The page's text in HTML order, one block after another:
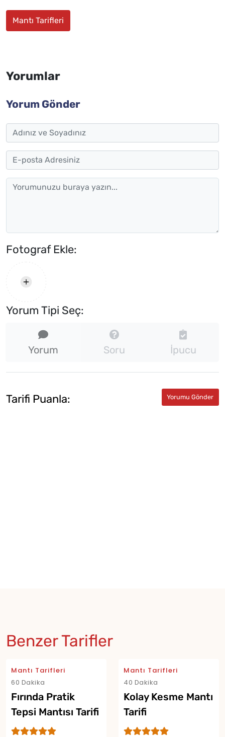
Mantı Tarifleri
Yorumlar
Yorum Gönder
Fotograf Ekle:
Yorum Tipi Seç:
Yorum Soru İpucu
Tarifi Puanla:
Benzer Tarifler
Mantı Tarifleri
60 Dakika
Fırında Pratik
Tepsi Mantısı Tarifi
Mantı Tarifleri
40 Dakika
Kolay Kesme Mantı
Tarifi